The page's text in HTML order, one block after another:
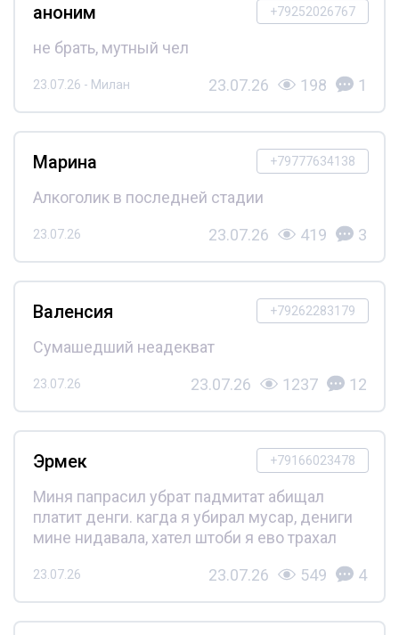
+79252026767
аноним
не брать, мутный чел
23.07.26 - Милан 23.07.26 198 1
+79777634138
Марина
Алкоголик в последней стадии
23.07.26 23.07.26 419 3
+79262283179
Валенсия
Сумашедший неадекват
23.07.26 23.07.26 1237 12
+79166023478
Эрмек
Миня папрасил убрат падмитат абищал
платит денги. кагда я убирал мусар, дениги
мине нидавала, хател штоби я ево трахал
23.07.26 23.07.26 549 4